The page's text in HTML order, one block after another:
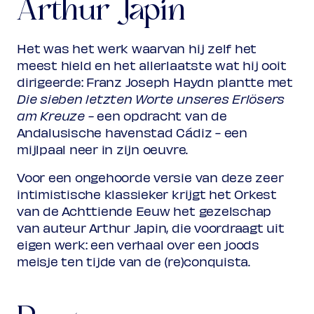
Arthur Japin
Het was het werk waarvan hij zelf het
meest hield en het allerlaatste wat hij ooit
dirigeerde: Franz Joseph Haydn plantte met
Die sieben letzten Worte unseres Erlösers
am Kreuze -een opdracht van de
Andalusische havenstad Cádiz - een
mijlpaal neer in zijn oeuvre.
Voor een ongehoorde versie van deze zeer
intimistische klassieker krijgt het Orkest
van de Achttiende Eeuw het gezelschap
van auteur Arthur Japin, die voordraagt uit
eigen werk: een verhaal over een joods
meisje ten tijde van de (re)conquista.
(excl. transactiekosten)